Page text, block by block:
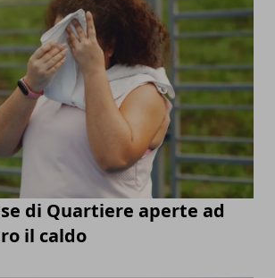
di Quartiere aperte ad
il caldo